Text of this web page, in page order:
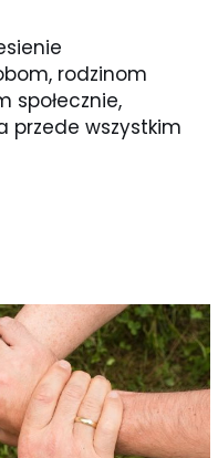
rodzinom
społecznie,
przede wszystkim